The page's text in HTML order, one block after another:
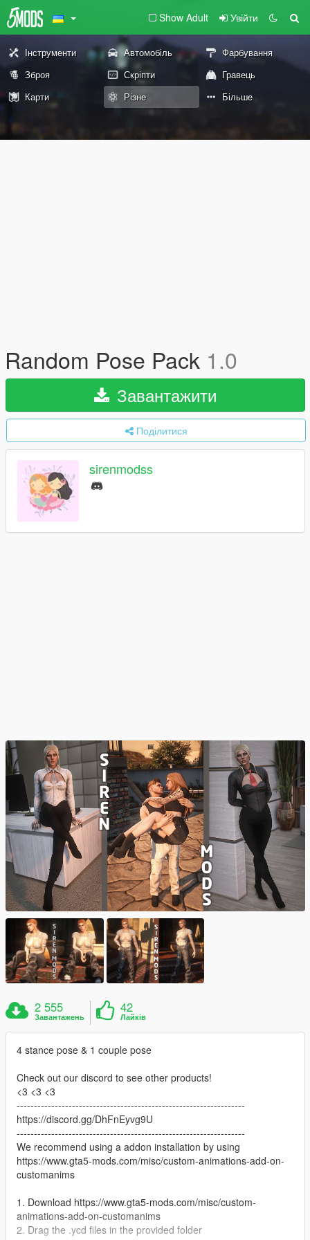
Show Adult Увійти
Інструменти Автомобіль
Фарбування
Зброя
Скріпти
Гравець
Карти
Різне Більше
Random Pose Pack 1.0
Завантажити
Поділитися
sirenmodss
2 555
Завантажень
42
Лайків
4 stance pose & 1 couple pose
Check out our discord to see other products!
<3 <3 <3
------------------------------------------------------------------
https://discord.gg/DhFnEyvg9U
------------------------------------------------------------------
We recommend using a addon installation by using
https://www.gta5-mods.com/misc/custom-animations-add-on-
customanims
1. Download https://www.gta5-mods.com/misc/custom-
animations-add-on-customanims
2. Drag the .ycd files in the provided folder